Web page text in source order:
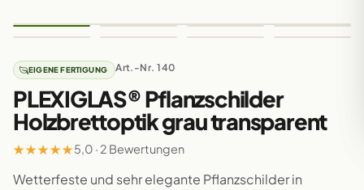
EIGENE FERTIGUNG Art.-Nr. 140
PLEXIGLAS® Pflanzschilder
Holzbrettoptik grau transparent
★★★★★5,0 · 2 Bewertungen
Wetterfeste und sehr elegante Pflanzschilder in